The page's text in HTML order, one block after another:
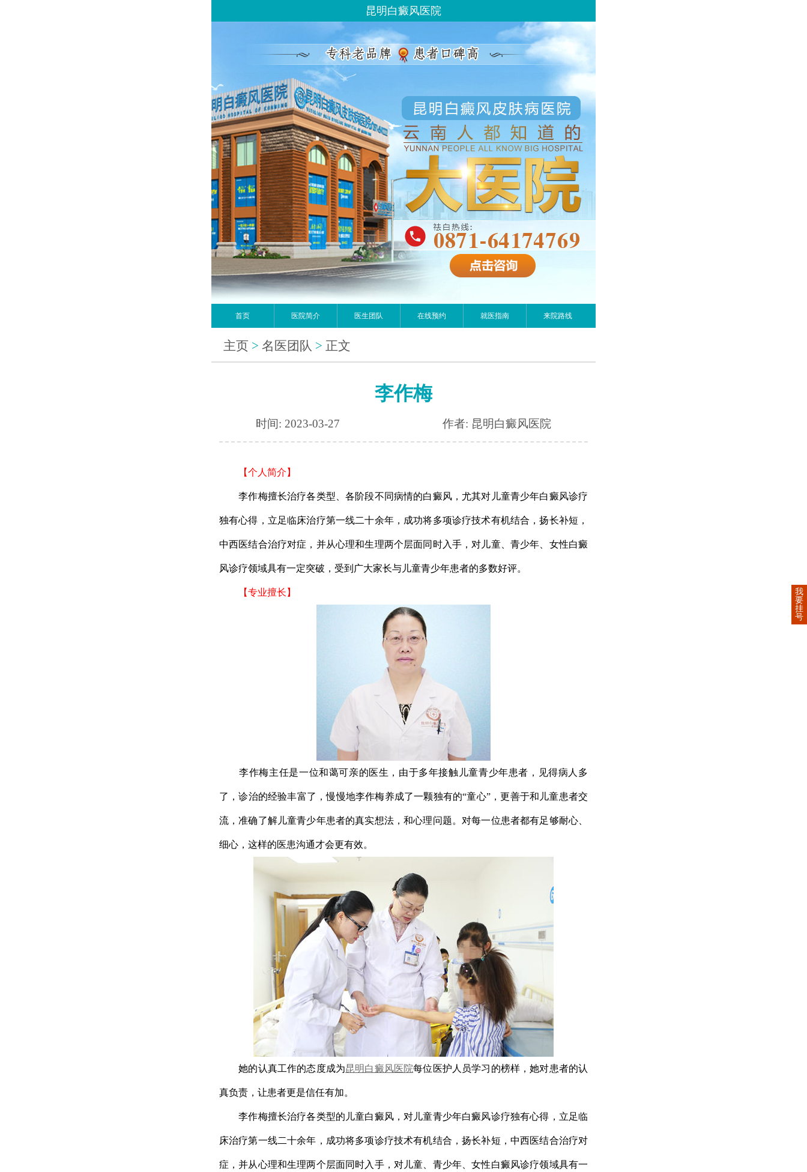
昆明白癜风医院
首页 医院简介 医生团队 在线预约 就医指南 来院路线
主页 > 名医团队 > 正文
李作梅
时间: 2023-03-27 作者: 昆明白癜风医院
【个人简介】
李作梅擅长治疗各类型、各阶段不同病情的白癜风，尤其对儿童青少年白癜风诊疗
独有心得，立足临床治疗第一线二十余年，成功将多项诊疗技术有机结合，扬长补短，
中西医结合治疗对症，并从心理和生理两个层面同时入手，对儿童、青少年、女性白癜
风诊疗领域具有一定突破，受到广大家长与儿童青少年患者的多数好评。
【专业擅长】
李作梅主任是一位和蔼可亲的医生，由于多年接触儿童青少年患者，见得病人多
了，诊治的经验丰富了，慢慢地李作梅养成了一颗独有的“童心”，更善于和儿童患者交
流，准确了解儿童青少年患者的真实想法，和心理问题。对每一位患者都有足够耐心、
细心，这样的医患沟通才会更有效。
她的认真工作的态度成为昆明白癜风医院每位医护人员学习的榜样，她对患者的认
真负责，让患者更是信任有加。
李作梅擅长治疗各类型的儿童白癜风，对儿童青少年白癜风诊疗独有心得，立足临
床治疗第一线二十余年，成功将多项诊疗技术有机结合，扬长补短，中西医结合治疗对
症，并从心理和生理两个层面同时入手，对儿童、青少年、女性白癜风诊疗领域具有一
我
要
挂
号